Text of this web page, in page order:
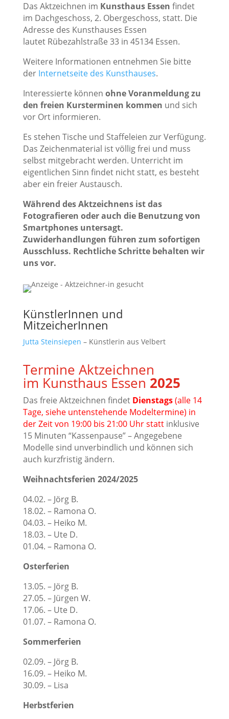
Das Aktzeichnen im Kunsthaus Essen findet
im Dachgeschoss, 2. Obergeschoss, statt. Die
Adresse des Kunsthauses Essen
lautet Rübezahlstraße 33 in 45134 Essen.
Weitere Informationen entnehmen Sie bitte
der Internetseite des Kunsthauses.
Interessierte können ohne Voranmeldung zu
den freien Kursterminen kommen und sich
vor Ort informieren.
Es stehen Tische und Staffeleien zur Verfügung.
Das Zeichenmaterial ist völlig frei und muss
selbst mitgebracht werden. Unterricht im
eigentlichen Sinn findet nicht statt, es besteht
aber ein freier Austausch.
Während des Aktzeichnens ist das
Fotografieren oder auch die Benutzung von
Smartphones untersagt.
Zuwiderhandlungen führen zum sofortigen
Ausschluss. Rechtliche Schritte behalten wir
uns vor.
KünstlerInnen und
MitzeicherInnen
Jutta Steinsiepen – Künstlerin aus Velbert
Termine Aktzeichnen
im Kunsthaus Essen 2025
Das freie Aktzeichnen findet Dienstags(alle 14
Tage, siehe untenstehende Modeltermine) in
der Zeit von 19:00 bis 21:00 Uhr stattinklusive
15 Minuten “Kassenpause” – Angegebene
Modelle sind unverbindlich und können sich
auch kurzfristig ändern.
Weihnachtsferien 2024/2025
04.02. – Jörg B.
18.02. – Ramona O.
04.03. – Heiko M.
18.03. – Ute D.
01.04. – Ramona O.
Osterferien
13.05. – Jörg B.
27.05. – Jürgen W.
17.06. – Ute D.
01.07. – Ramona O.
Sommerferien
02.09. – Jörg B.
16.09. – Heiko M.
30.09. – Lisa
Herbstferien